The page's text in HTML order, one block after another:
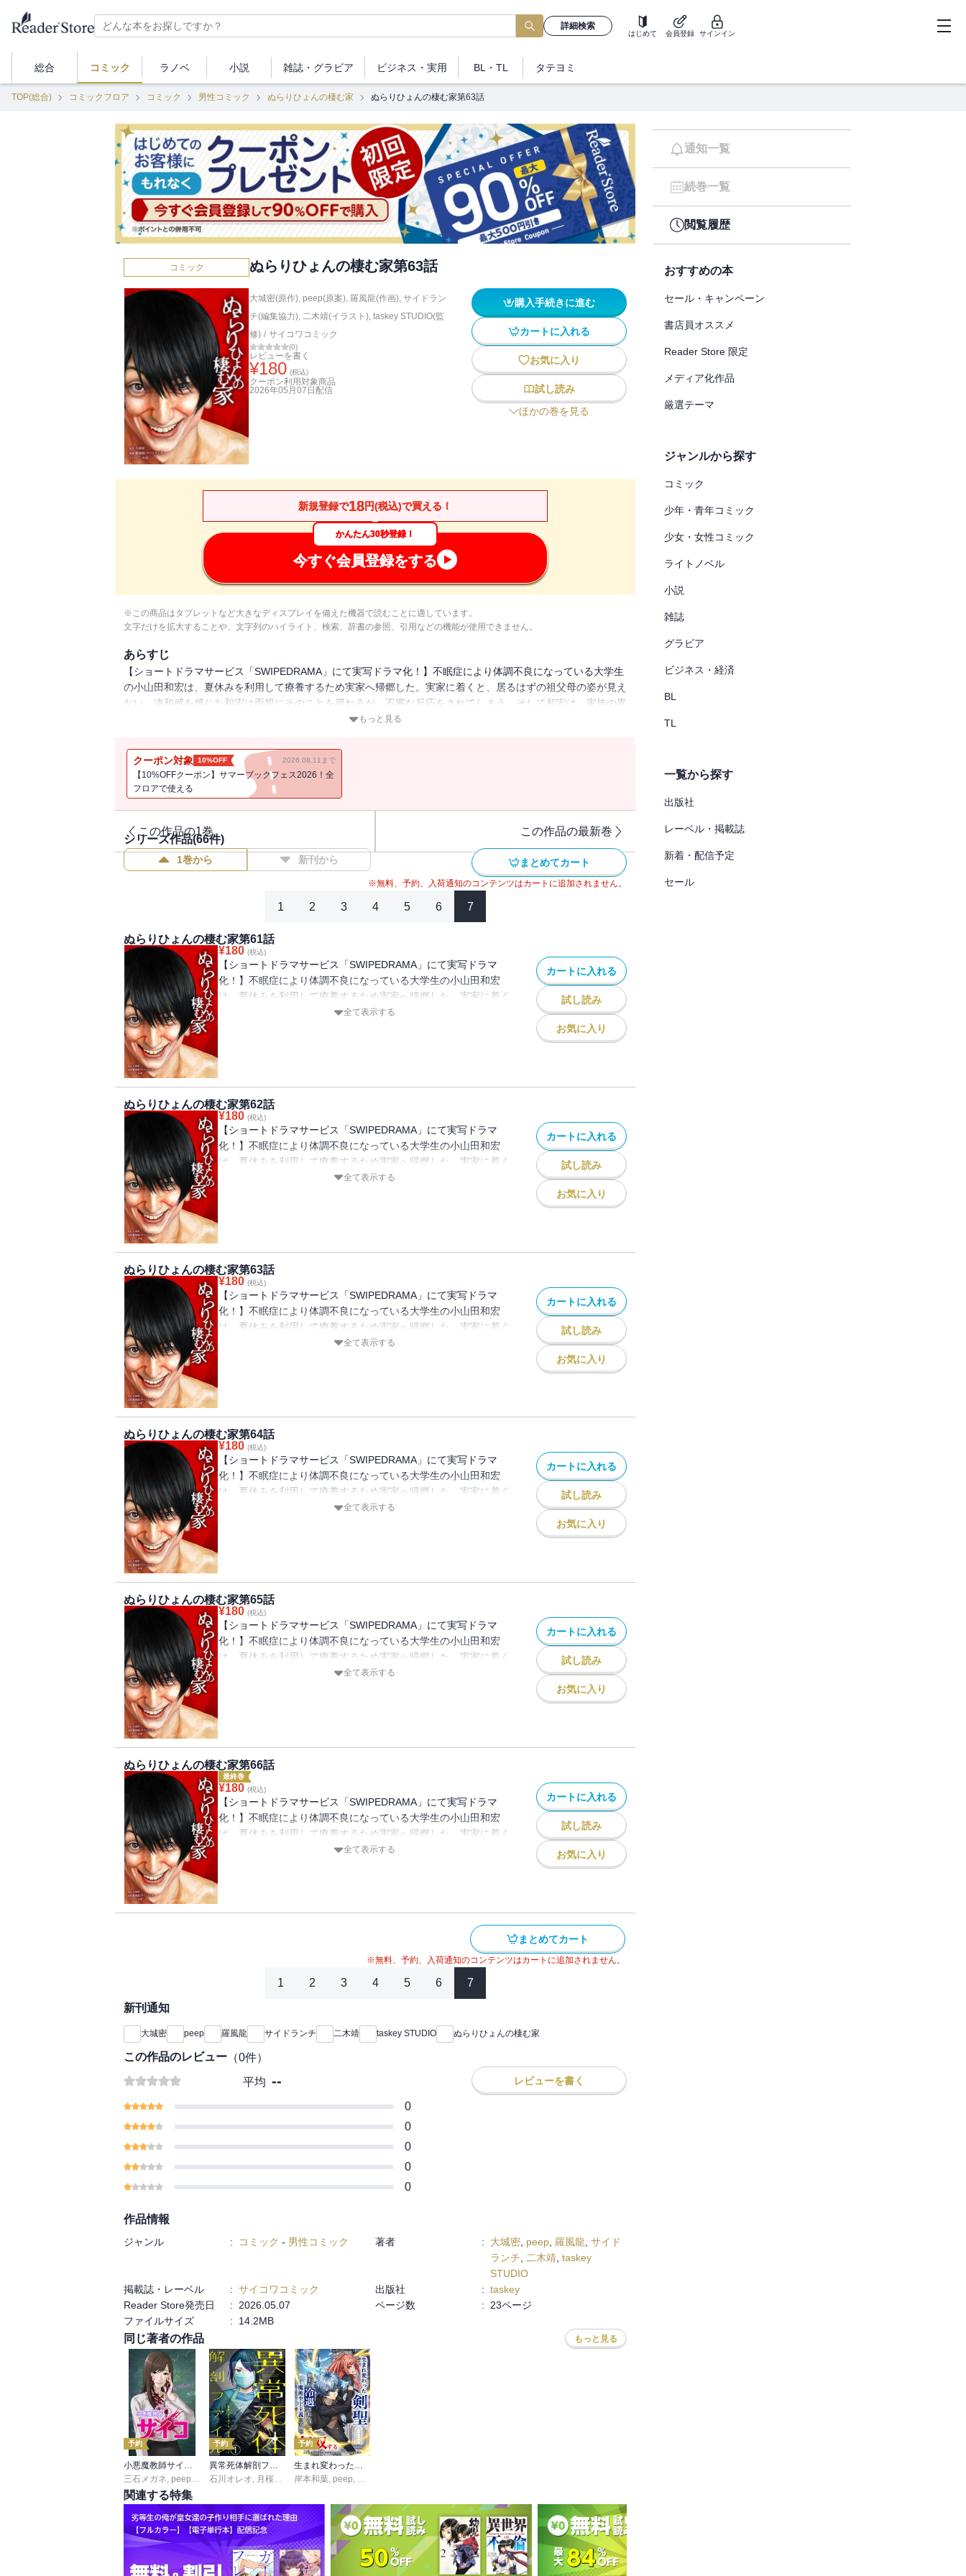
詳細検索
はじめて 会員登録 サインイン
総合 コミック ラノベ 小説 雑誌・ グラビア ビジネス ・実用 BL・TL タテヨミ
TOP(総合) コミックフロア コミック 男性コミック ぬらりひょんの棲む家 ぬらりひょんの棲む家第63話
コミック ぬらりひょんの棲む家第63話
大城密(原作), peep(原案), 羅風龍(作画), サイドラン
チ(編集協力), 二木靖(イラスト), taskey STUDIO(監
修) / サイコワコミック
(0)
レビューを書く
¥180 (税込)
クーポン利用対象商品
2026年05月07日 配信
購入手続きに進む
カートに入れる
お気に入り
試し読み
ほかの巻を見る
新規登録で18円(税込)で買える！
かんたん30秒登録！
今すぐ会員登録をする
※この商品はタブレットなど大きなディスプレイを備えた機器で読むことに適しています。
文字だけを拡大することや、文字列のハイライト、検索、辞書の参照、引用などの機能が使用できません。
あらすじ
【ショートドラマサービス「SWIPEDRAMA」にて実写ドラマ化！】不眠症により体調不良になっている大学生
の小山田和宏は、夏休みを利用して療養するため実家へ帰郷した。実家に着くと、居るはずの祖父母の姿が見え
ない。違和感を感じた和宏は両親にそのことを尋ねるが、不審な反応をされてしまう。そして和宏は、家族の異
もっと見る
クーポン対象 10%OFF 2026.08.11まで
【10%OFFクーポン】サマーブックフェス2026！全
フロアで使える
この作品の1巻 この作品の最新巻
シリーズ作品(66件)
1巻から 新刊から まとめてカート
※無料、予約、入荷通知のコンテンツはカートに追加されません。
1 2 3 4 5 6 7
ぬらりひょんの棲む家第61話
¥180 (税込)
【ショートドラマサービス「SWIPEDRAMA」にて実写ドラマ
化！】不眠症により体調不良になっている大学生の小山田和宏
は、夏休みを利用して療養するため実家へ帰郷した。実家に着く
と、居るはずの祖父母の姿が見えない。違和感を感じた和宏は両
全て表示する
カートに入れる
試し読み
お気に入り
ぬらりひょんの棲む家第62話
¥180 (税込)
【ショートドラマサービス「SWIPEDRAMA」にて実写ドラマ
化！】不眠症により体調不良になっている大学生の小山田和宏
は、夏休みを利用して療養するため実家へ帰郷した。実家に着く
と、居るはずの祖父母の姿が見えない。違和感を感じた和宏は両
全て表示する
カートに入れる
試し読み
お気に入り
ぬらりひょんの棲む家第63話
¥180 (税込)
【ショートドラマサービス「SWIPEDRAMA」にて実写ドラマ
化！】不眠症により体調不良になっている大学生の小山田和宏
は、夏休みを利用して療養するため実家へ帰郷した。実家に着く
と、居るはずの祖父母の姿が見えない。違和感を感じた和宏は両
全て表示する
カートに入れる
試し読み
お気に入り
ぬらりひょんの棲む家第64話
¥180 (税込)
【ショートドラマサービス「SWIPEDRAMA」にて実写ドラマ
化！】不眠症により体調不良になっている大学生の小山田和宏
は、夏休みを利用して療養するため実家へ帰郷した。実家に着く
と、居るはずの祖父母の姿が見えない。違和感を感じた和宏は両
全て表示する
カートに入れる
試し読み
お気に入り
ぬらりひょんの棲む家第65話
¥180 (税込)
【ショートドラマサービス「SWIPEDRAMA」にて実写ドラマ
化！】不眠症により体調不良になっている大学生の小山田和宏
は、夏休みを利用して療養するため実家へ帰郷した。実家に着く
と、居るはずの祖父母の姿が見えない。違和感を感じた和宏は両
全て表示する
カートに入れる
試し読み
お気に入り
ぬらりひょんの棲む家第66話
最終巻
¥180 (税込)
【ショートドラマサービス「SWIPEDRAMA」にて実写ドラマ
化！】不眠症により体調不良になっている大学生の小山田和宏
は、夏休みを利用して療養するため実家へ帰郷した。実家に着く
と、居るはずの祖父母の姿が見えない。違和感を感じた和宏は両
全て表示する
カートに入れる
試し読み
お気に入り
まとめてカート
※無料、予約、入荷通知のコンテンツはカートに追加されません。
1 2 3 4 5 6 7
新刊通知
大城密 peep 羅風龍 サイドランチ 二木靖 taskey STUDIO ぬらりひょんの棲む家
この作品のレビュー （0件）
平均 -- レビューを書く
0
0
0
0
0
作品情報
ジャンル : コミック - 男性コミック 著者 : 大城密 peep 羅風龍 サイド
ランチ
二木靖 taskey
STUDIO
掲載誌・レーベル
: サイコワコミック 出版社 : taskey
Reader Store発売日
: 2026.05.07 ページ数 :
23ページ
ファイルサイズ
: 14.2MB
同じ著者の作品 もっと見る
予約
小悪魔教師サイコ【タテヨミ】
三石メガネ, peep,taskey STUDIO
予約
異常死体解剖ファイル（分冊版）
石川オレオ, 月桜しおり ,peep
予約
生まれ変わった剣聖、剣士が冷遇される魔術至上主義の学園で無双する
岸本和葉,peep, 染野静也
関連する特集
通知一覧
続巻一覧
閲覧履歴
おすすめの本
セール・キャンペーン
書店員オススメ
Reader Store 限定
メディア化作品
厳選テーマ
ジャンルから探す
コミック
少年・青年コミック
少女・女性コミック
ライトノベル
小説
雑誌
グラビア
ビジネス・経済
BL
TL
一覧から探す
出版社
レーベル・掲載誌
新着・配信予定
セール